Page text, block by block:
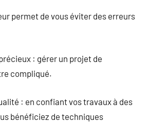
permet de vous éviter des erreurs
: gérer un projet de
compliqué.
: en confiant vos travaux à des
bénéficiez de techniques